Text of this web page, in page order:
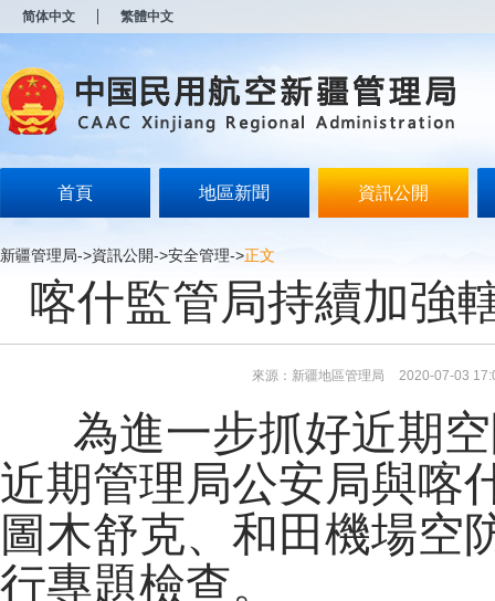
简体中文 繁體中文
首頁 地區新聞 資訊公開
新疆管理局->資訊公開->安全管理->正文
喀什監管局持續加強
來源：新疆地區管理局 2020-07-03
為進一步抓好近期
近期管理局公安局與喀
圖木舒克、和田機場空
行專題檢查。
开
无
障
说
按
Alt
键
式